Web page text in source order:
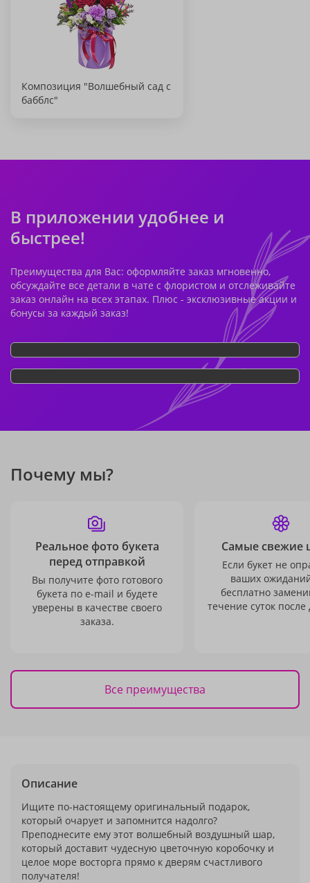
Композиция "Волшебный сад с
бабблс"
В приложении удобнее и
быстрее!
Преимущества для Вас: оформляйте заказ мгновенно,
обсуждайте все детали в чате с флористом и отслеживайте
заказ онлайн на всех этапах. Плюс - эксклюзивные акции и
бонусы за каждый заказ!
Почему мы?
Реальное фото букета
перед отправкой
Вы получите фото готового
букета по e-mail и будете
уверены в качестве своего
заказа.
Самые свежие
Если букет не
ваших
бесплатно
течение суток после
Все преимущества
Описание
Ищите по-настоящему оригинальный подарок,
который очарует и запомнится надолго?
Преподнесите ему этот волшебный воздушный шар,
который доставит чудесную цветочную коробочку и
целое море восторга прямо к дверям счастливого
получателя!